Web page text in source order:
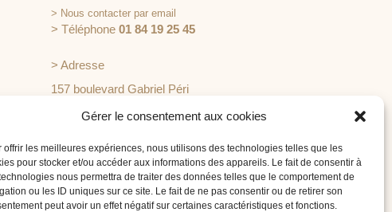
Gérer le consentement aux cookies
offrir les meilleures expériences, nous utilisons des technologies telles que les
pour stocker et/ou accéder aux informations des appareils. Le fait de consentir à
nous permettra de traiter des données telles que le comportement de
ou les ID uniques sur ce site. Le fait de ne pas consentir ou de retirer son
peut avoir un effet négatif sur certaines caractéristiques et fonctions.
> Nous contacter par email
> Téléphone 01 84 19 25 45
> Adresse
157 boulevard Gabriel Péri
92240 Malakoff